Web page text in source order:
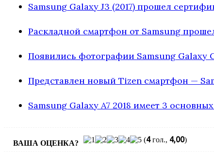
Samsung Galaxy J3 (2017) прошел
Раскладной смартфон от Samsung
Появились фотографии Samsung Galaxy
Представлен новый Tizen смартфон —
Samsung Galaxy A7 2018 имеет 3
ВАША ОЦЕНКА? (4гол., 4,00)